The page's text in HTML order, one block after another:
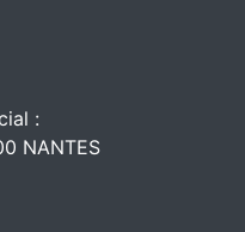
:
NANTES